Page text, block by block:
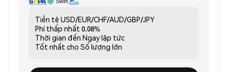
Tiền tệ USD/EUR/CHF/AUD/GBP/JPY
Phí thấp nhất 0.08%
Thời gian đến Ngay lập tức
Tốt nhất cho Số lượng lớn